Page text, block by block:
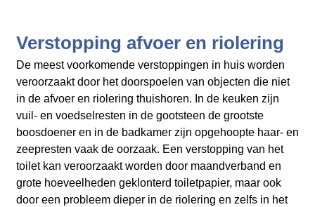
Verstopping afvoer en riolering
De meest voorkomende verstoppingen in huis worden
veroorzaakt door het doorspoelen van objecten die niet
in de afvoer en riolering thuishoren. In de keuken zijn
vuil- en voedselresten in de gootsteen de grootste
boosdoener en in de badkamer zijn opgehoopte haar- en
zeepresten vaak de oorzaak. Een verstopping van het
toilet kan veroorzaakt worden door maandverband en
grote hoeveelheden geklonterd toiletpapier, maar ook
door een probleem dieper in de riolering en zelfs in het